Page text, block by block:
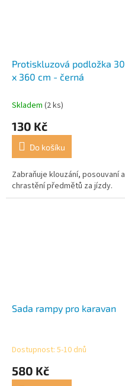
Protiskluzová podložka 30
x 360 cm - černá
Skladem (2 ks)
130 Kč
Do košíku
Zabraňuje klouzání, posouvaní a
chrastění předmětů za jízdy.
Sada rampy pro karavan
Dostupnost: 5-10 dnů
580 Kč